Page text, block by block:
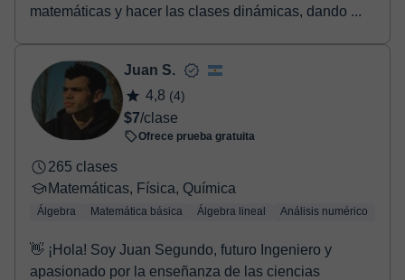
matemáticas y hacer las clases dinámicas, dando ...
Juan S.
4,8 (4)
$7/clase
Ofrece prueba gratuita
265 clases
Matemáticas, Física, Química
Álgebra Matemática básica Álgebra lineal Análisis numérico
👋 ¡Hola! Soy Juan Segundo, futuro Ingeniero y
apasionado por la enseñanza de las ciencias